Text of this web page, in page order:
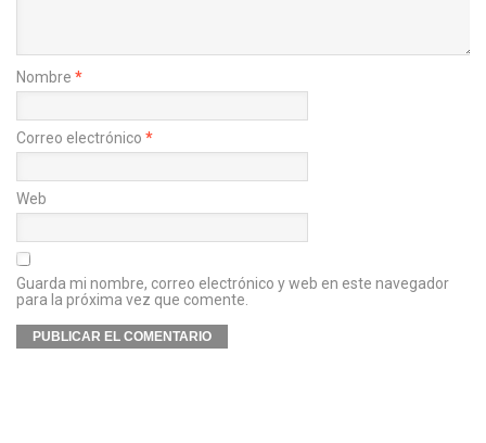
Nombre *
Correo electrónico *
Web
Guarda mi nombre, correo electrónico y web en este navegador
para la próxima vez que comente.